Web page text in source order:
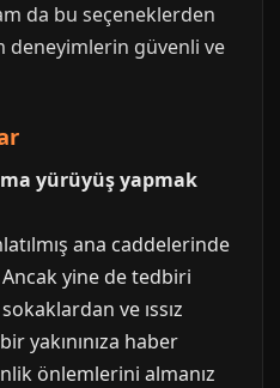
da bu seçeneklerden
güvenli ve
yürüyüş yapmak
ana caddelerinde
yine de tedbiri
ve ıssız
yakınınıza haber
önlemlerini almanız